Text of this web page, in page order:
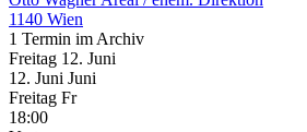
1140 Wien
1 Termin im Archiv
Freitag 12. Juni
12. Juni Juni
Freitag Fr
18:00